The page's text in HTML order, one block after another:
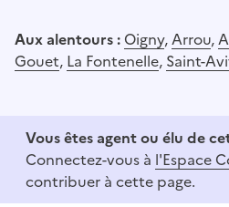
Aux alentours : Oigny,Arrou,
Gouet, La Fontenelle, Saint-
Vous êtes agent ou élu de
Connectez-vous à l'Espace
contribuer à cette page.